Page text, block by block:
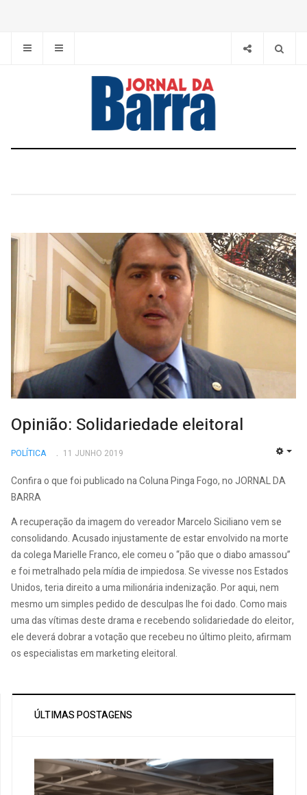
Opinião: Solidariedade eleitoral
POLÍTICA 11 JUNHO 2019
Confira o que foi publicado na Coluna Pinga Fogo, no JORNAL DA
BARRA
A recuperação da imagem do vereador Marcelo Siciliano vem se
consolidando. Acusado injustamente de estar envolvido na morte
da colega Marielle Franco, ele comeu o “pão que o diabo amassou”
e foi metralhado pela mídia de impiedosa. Se vivesse nos Estados
Unidos, teria direito a uma milionária indenização. Por aqui, nem
mesmo um simples pedido de desculpas lhe foi dado. Como mais
uma das vítimas deste drama e recebendo solidariedade do eleitor,
ele deverá dobrar a votação que recebeu no último pleito, afirmam
os especialistas em marketing eleitoral.
ÚLTIMAS POSTAGENS